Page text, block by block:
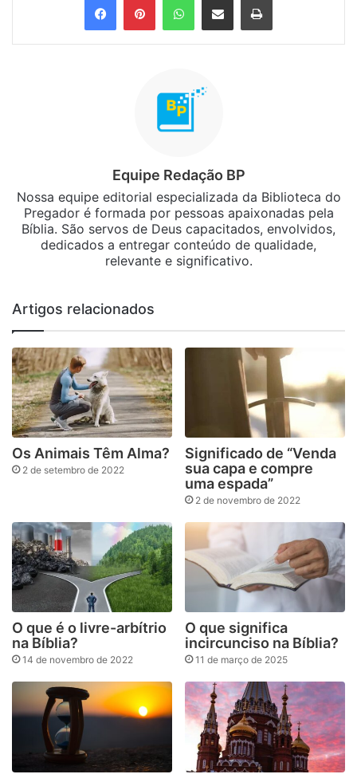
Equipe Redação BP
Nossa equipe editorial especializada da Biblioteca do
Pregador é formada por pessoas apaixonadas pela
Bíblia. São servos de Deus capacitados, envolvidos,
dedicados a entregar conteúdo de qualidade,
relevante e significativo.
Artigos relacionados
Os Animais Têm Alma?
2 de setembro de 2022
Significado de “Venda
sua capa e compre
uma espada”
2 de novembro de 2022
O que é o livre-arbítrio
na Bíblia?
14 de novembro de 2022
O que significa
incircunciso na Bíblia?
11 de março de 2025